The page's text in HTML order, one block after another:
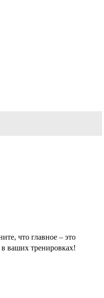
что главное – это
в ваших тренировках!